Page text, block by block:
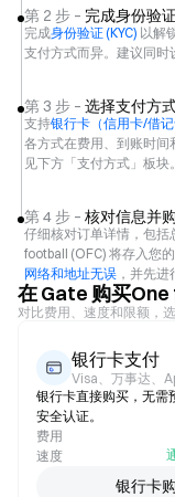
第 2 步 – 完成身份验
完成身份验证 (KYC) 以解
支付方式而异。建议同时
第 3 步 – 选择支付方
支持银行卡（信用卡/借记
各方式在费用、到账时
见下方「支付方式」板块。
第 4 步 – 核对信息并
仔细核对订单详情，包括
football (OFC) 将存入您
网络和地址无误 ，并先进
在 Gate 购买
对比费用、速度和限额，
银行卡支付
Visa、万事达、
银行卡直接购买，无需
安全认证。
费用
速度
银行卡